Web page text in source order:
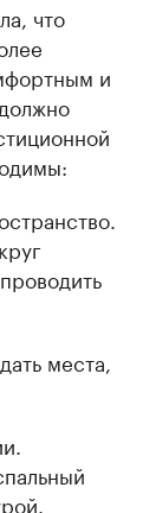
что
и
места,